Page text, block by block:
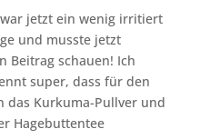
jetzt ein wenig irritiert
und musste jetzt
Beitrag schauen! Ich
super, dass für den
das Kurkuma-Pullver und
Hagebuttentee